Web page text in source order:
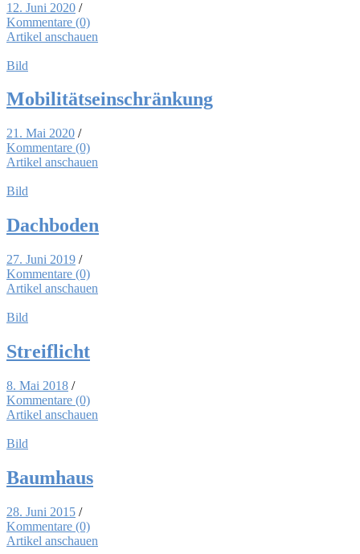
12. Juni 2020 /
Kommentare (0)
Artikel anschauen
Bild
Mo­bi­li­täts­ein­schrän­kung
21. Mai 2020 /
Kommentare (0)
Artikel anschauen
Bild
Dach­bo­den
27. Juni 2019 /
Kommentare (0)
Artikel anschauen
Bild
Streif­licht
8. Mai 2018 /
Kommentare (0)
Artikel anschauen
Bild
Baum­haus
28. Juni 2015 /
Kommentare (0)
Artikel anschauen